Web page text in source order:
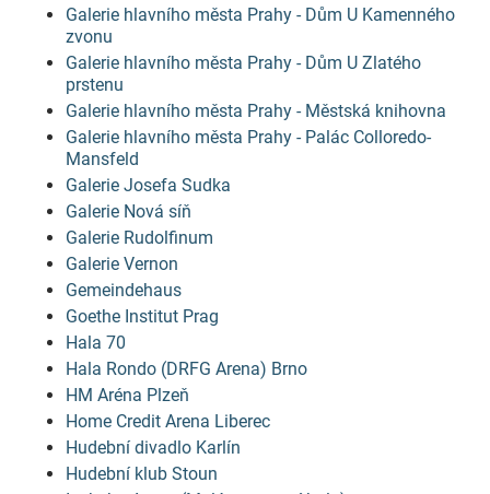
Galerie hlavního města Prahy - Dům U Kamenného
zvonu
Galerie hlavního města Prahy - Dům U Zlatého
prstenu
Galerie hlavního města Prahy - Městská knihovna
Galerie hlavního města Prahy - Palác Colloredo-
Mansfeld
Galerie Josefa Sudka
Galerie Nová síň
Galerie Rudolfinum
Galerie Vernon
Gemeindehaus
Goethe Institut Prag
Hala 70
Hala Rondo (DRFG Arena) Brno
HM Aréna Plzeň
Home Credit Arena Liberec
Hudební divadlo Karlín
Hudební klub Stoun